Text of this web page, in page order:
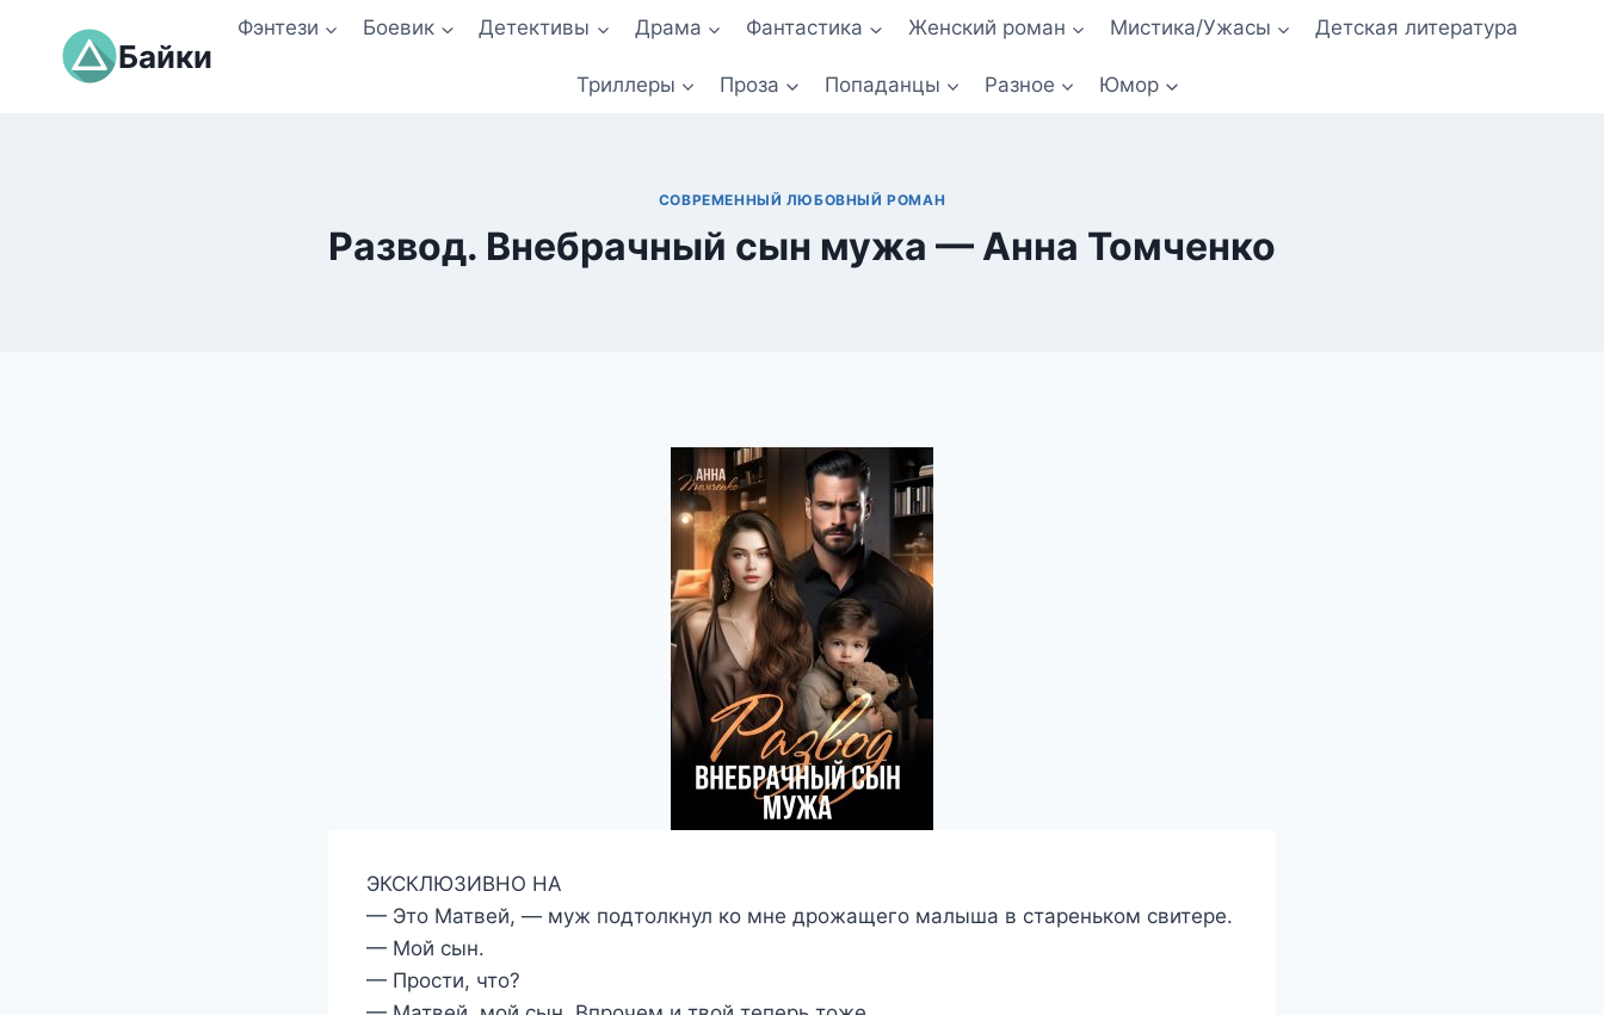
содержимому
Байки
Фэнтези Боевик Детективы Драма Фантастика Женский роман Мистика/Ужасы Детская литература
Триллеры Проза Попаданцы Разное Юмор
СОВРЕМЕННЫЙ ЛЮБОВНЫЙ РОМАН
Развод. Внебрачный сын мужа — Анна Томченко
ЭКСКЛЮЗИВНО НА
— Это Матвей, — муж подтолкнул ко мне дрожащего малыша в стареньком свитере.
— Мой сын.
— Прости, что?